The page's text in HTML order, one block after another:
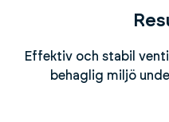
Effektiv och stabil
behaglig miljö